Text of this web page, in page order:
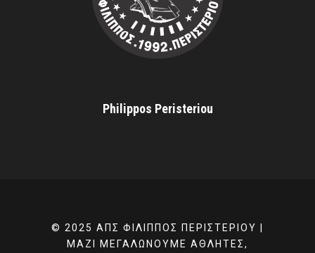
Philippos Peristeriou
© 2025 ΑΠΣ ΦΊΛΙΠΠΟΣ ΠΕΡΙΣΤΕΡΊΟΥ |
ΜΑΖΊ ΜΕΓΑΛΏΝΟΥΜΕ ΑΘΛΗΤΈΣ,